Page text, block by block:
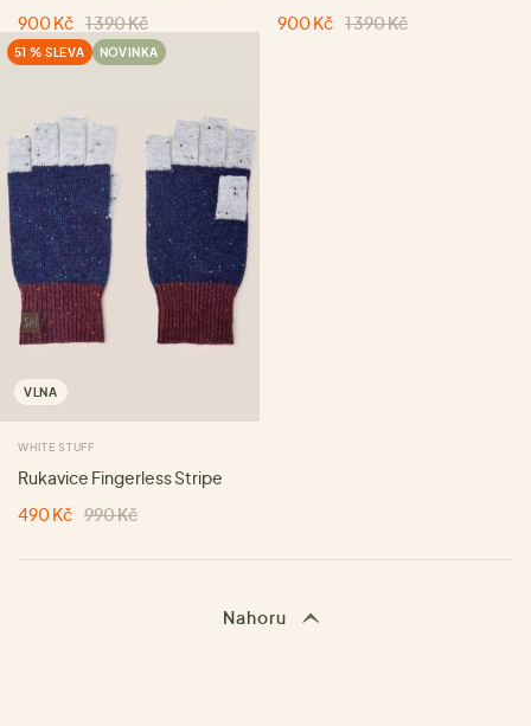
900 Kč 1 390 Kč
900 Kč 1 390 Kč
51 % SLEVA NOVINKA
VLNA
WHITE STUFF
Rukavice Fingerless Stripe
490 Kč 990 Kč
Nahoru